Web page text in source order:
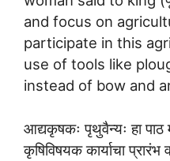
and focus on
participate in this
use of tools like
instead of bow and
आद्यकृषकः पृथुवैन्यः हा पाठ
कृषिविषयक कार्याचा प्रारंभ